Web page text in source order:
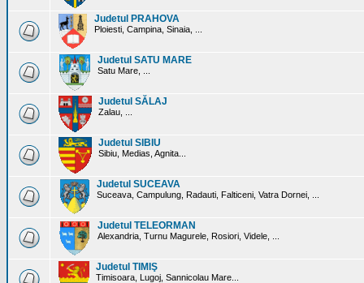
Judetul PRAHOVA
Ploiesti, Campina, Sinaia, ...
Judetul SATU MARE
Satu Mare, ...
Judetul SĂLAJ
Zalau, ...
Judetul SIBIU
Sibiu, Medias, Agnita...
Judetul SUCEAVA
Suceava, Campulung, Radauti, Falticeni, Vatra Dornei, ...
Judetul TELEORMAN
Alexandria, Turnu Magurele, Rosiori, Videle, ...
Judetul TIMIŞ
Timisoara, Lugoj, Sannicolau Mare...